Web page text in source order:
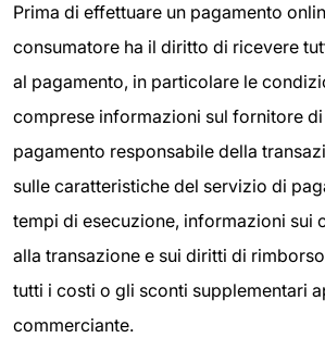
Prima di effettuare un pagamento
consumatore ha il diritto di ricevere
al pagamento, in particolare le
comprese informazioni sul fornitore
pagamento responsabile della
sulle caratteristiche del servizio di
tempi di esecuzione, informazioni sui
alla transazione e sui diritti di
tutti i costi o gli sconti supplementari
commerciante.